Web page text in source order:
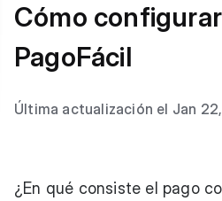
Cómo
PagoFácil
Última actualización el Jan
¿En qué consiste el pago